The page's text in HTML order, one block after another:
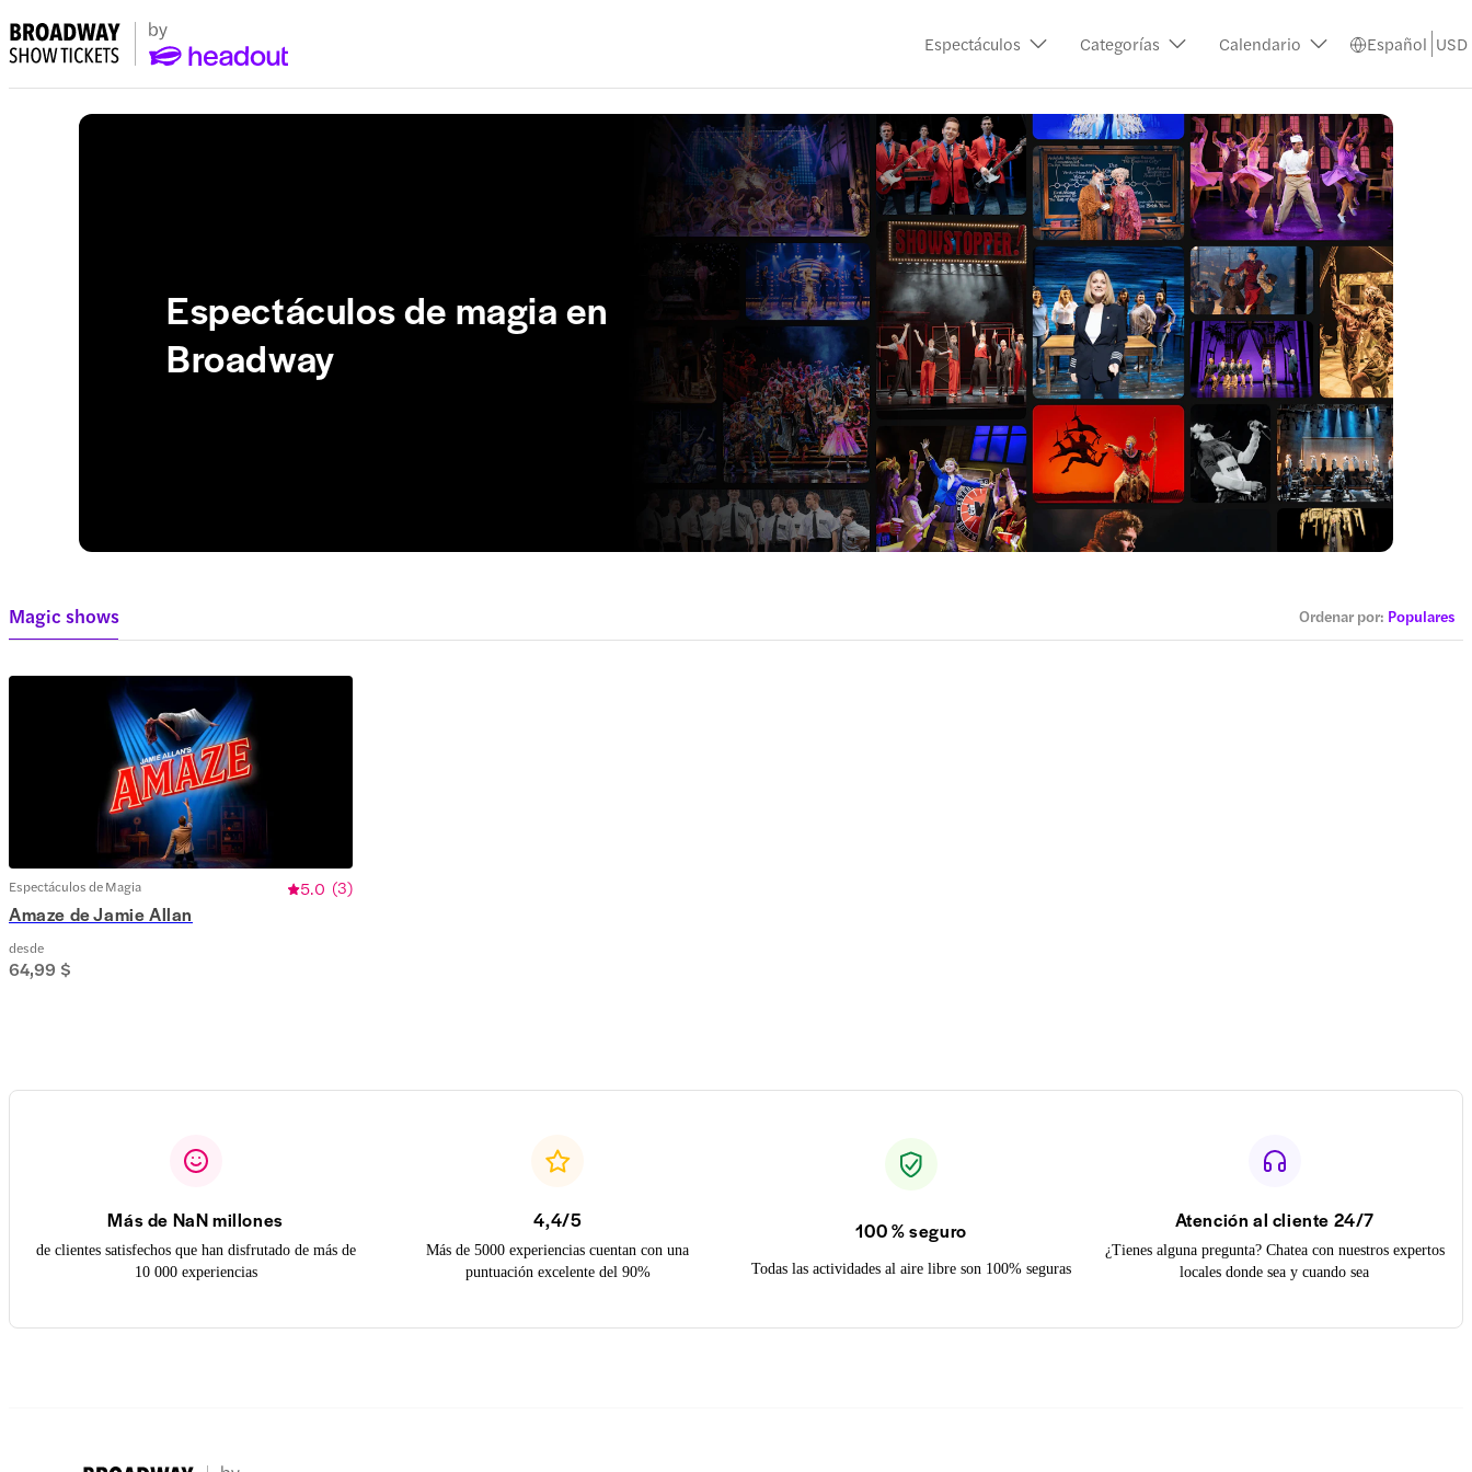
Espectáculos Categorías Calendario Español USD
Espectáculos de magia en
Broadway
Magic shows Ordenar por: Populares
Espectáculos de Magia 5.0 (3)
Amaze de Jamie Allan
desde
64,99 $
Más de NaN millones
de clientes satisfechos que han disfrutado de más de
10 000 experiencias
4,4/5
Más de 5000 experiencias cuentan con una
puntuación excelente del 90%
100 % seguro
Todas las actividades al aire libre son 100% seguras
Atención al cliente 24/7
¿Tienes alguna pregunta? Chatea con nuestros expertos
locales donde sea y cuando sea